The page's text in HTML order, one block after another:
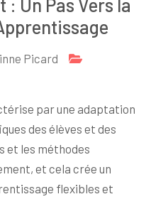
Un Pas Vers la
Picard
par une adaptation
des élèves et des
et les méthodes
et cela crée un
flexibles et